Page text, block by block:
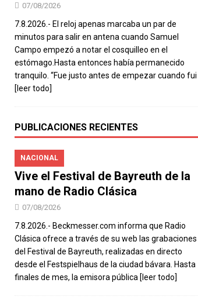
07/08/2026
7.8.2026.- El reloj apenas marcaba un par de
minutos para salir en antena cuando Samuel
Campo empezó a notar el cosquilleo en el
estómago.Hasta entonces había permanecido
tranquilo. “Fue justo antes de empezar cuando fui
[leer todo]
PUBLICACIONES RECIENTES
NACIONAL
Vive el Festival de Bayreuth de la
mano de Radio Clásica
07/08/2026
7.8.2026.- Beckmesser.com informa que Radio
Clásica ofrece a través de su web las grabaciones
del Festival de Bayreuth, realizadas en directo
desde el Festspielhaus de la ciudad bávara. Hasta
finales de mes, la emisora pública [leer todo]